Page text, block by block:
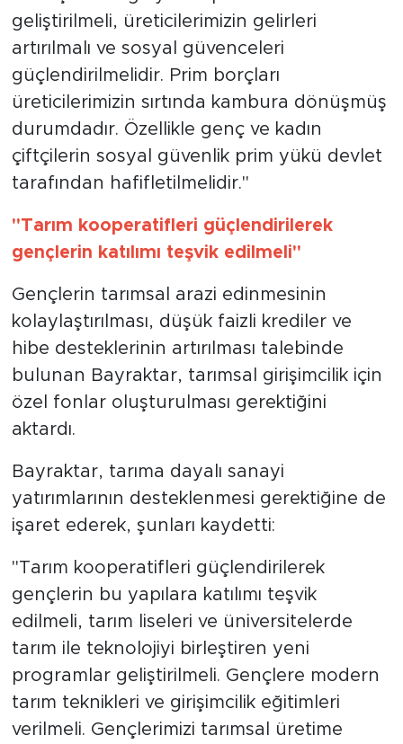
geliştirilmeli, üreticilerimizin gelirleri
artırılmalı ve sosyal güvenceleri
güçlendirilmelidir. Prim borçları
üreticilerimizin sırtında kambura dönüşmüş
durumdadır. Özellikle genç ve kadın
çiftçilerin sosyal güvenlik prim yükü devlet
tarafından hafifletilmelidir."
"Tarım kooperatifleri güçlendirilerek
gençlerin katılımı teşvik edilmeli"
Gençlerin tarımsal arazi edinmesinin
kolaylaştırılması, düşük faizli krediler ve
hibe desteklerinin artırılması talebinde
bulunan Bayraktar, tarımsal girişimcilik için
özel fonlar oluşturulması gerektiğini
aktardı.
Bayraktar, tarıma dayalı sanayi
yatırımlarının desteklenmesi gerektiğine de
işaret ederek, şunları kaydetti:
"Tarım kooperatifleri güçlendirilerek
gençlerin bu yapılara katılımı teşvik
edilmeli, tarım liseleri ve üniversitelerde
tarım ile teknolojiyi birleştiren yeni
programlar geliştirilmeli. Gençlere modern
tarım teknikleri ve girişimcilik eğitimleri
verilmeli. Gençlerimizi tarımsal üretime